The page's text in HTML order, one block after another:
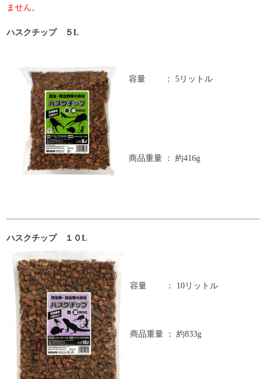
ません。
ハスクチップ ５L
容量 ： 5リットル
商品重量 ： 約416g
ハスクチップ １０L
容量 ： 10リットル
商品重量 ： 約833g